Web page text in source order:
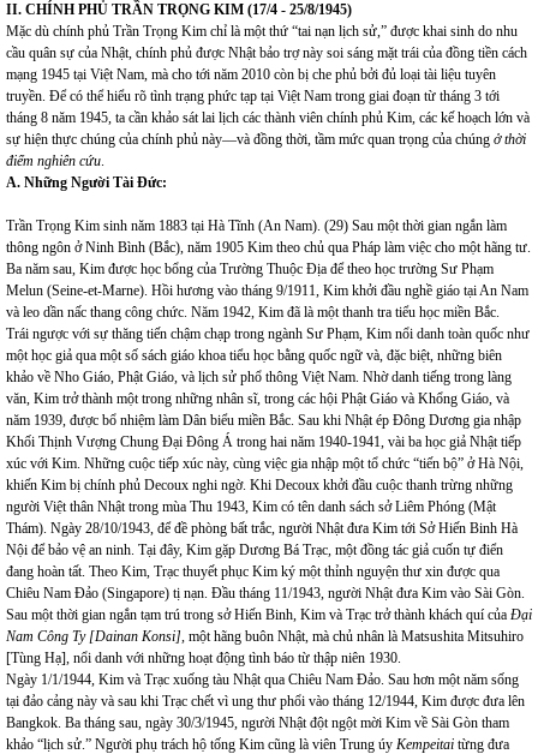
II. CHÍNH PHỦ TRẦN TRỌNG KIM (17/4 - 25/8/1945)
Mặc dù chính phủ Trần Trọng Kim chỉ là một thứ “tai nạn lịch sử,” được khai sinh do nhu
cầu quân sự của Nhật, chính phủ được Nhật bảo trợ này soi sáng mặt trái của đồng tiền cách
mạng 1945 tại Việt Nam, mà cho tới năm 2010 còn bị che phủ bởi đủ loại tài liệu tuyên
truyền. Để có thể hiểu rõ tình trạng phức tạp tại Việt Nam trong giai đoạn từ tháng 3 tới
tháng 8 năm 1945, ta cần khảo sát lai lịch các thành viên chính phủ Kim, các kế hoạch lớn và
sự hiện thực chúng của chính phủ này—và đồng thời, tầm mức quan trọng của chúng ở thời
điểm nghiên cứu.
A. Những Người Tài Đức:
Trần Trọng Kim sinh năm 1883 tại Hà Tĩnh (An Nam). (29) Sau một thời gian ngắn làm
thông ngôn ở Ninh Bình (Bắc), năm 1905 Kim theo chủ qua Pháp làm việc cho một hãng tư.
Ba năm sau, Kim được học bổng của Trường Thuộc Địa để theo học trường Sư Phạm
Melun (Seine-et-Marne). Hồi hương vào tháng 9/1911, Kim khởi đầu nghề giáo tại An Nam
và leo dần nấc thang công chức. Năm 1942, Kim đã là một thanh tra tiểu học miền Bắc.
Trái ngược với sự thăng tiến chậm chạp trong ngành Sư Phạm, Kim nổi danh toàn quốc như
một học giả qua một số sách giáo khoa tiểu học bằng quốc ngữ và, đặc biệt, những biên
khảo về Nho Giáo, Phật Giáo, và lịch sử phổ thông Việt Nam. Nhờ danh tiếng trong làng
văn, Kim trở thành một trong những nhân sĩ, trong các hội Phật Giáo và Khổng Giáo, và
năm 1939, được bổ nhiệm làm Dân biểu miền Bắc. Sau khi Nhật ép Đông Dương gia nhập
Khối Thịnh Vượng Chung Đại Đông Á trong hai năm 1940-1941, vài ba học giả Nhật tiếp
xúc với Kim. Những cuộc tiếp xúc này, cùng việc gia nhập một tổ chức “tiến bộ” ở Hà Nội,
khiến Kim bị chính phủ Decoux nghi ngờ. Khi Decoux khởi đầu cuộc thanh trừng những
người Việt thân Nhật trong mùa Thu 1943, Kim có tên danh sách sở Liêm Phóng (Mật
Thám). Ngày 28/10/1943, để đề phòng bất trắc, người Nhật đưa Kim tới Sở Hiến Binh Hà
Nội để bảo vệ an ninh. Tại đây, Kim gặp Dương Bá Trạc, một đồng tác giả cuốn tự điển
đang hoàn tất. Theo Kim, Trạc thuyết phục Kim ký một thỉnh nguyện thư xin được qua
Chiêu Nam Đảo (Singapore) tị nạn. Đầu tháng 11/1943, người Nhật đưa Kim vào Sài Gòn.
Sau một thời gian ngắn tạm trú trong sở Hiến Binh, Kim và Trạc trở thành khách quí của Đại
Nam Công Ty [Dainan Konsi], một hãng buôn Nhật, mà chủ nhân là Matsushita Mitsuhiro
[Tùng Hạ], nổi danh với những hoạt động tình báo từ thập niên 1930.
Ngày 1/1/1944, Kim và Trạc xuống tàu Nhật qua Chiêu Nam Đảo. Sau hơn một năm sống
tại đảo cảng này và sau khi Trạc chết vì ung thư phổi vào tháng 12/1944, Kim được đưa lên
Bangkok. Ba tháng sau, ngày 30/3/1945, người Nhật đột ngột mời Kim về Sài Gòn tham
khảo “lịch sử.” Người phụ trách hộ tống Kim cũng là viên Trung úy Kempeitai từng đưa